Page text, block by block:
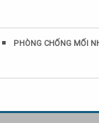
PHÒNG CHỐNG MỐI